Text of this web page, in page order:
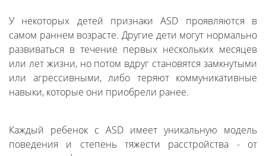
У некоторых детей признаки ASD проявляются в
самом раннем возрасте. Другие дети могут нормально
развиваться в течение первых нескольких месяцев
или лет жизни, но потом вдруг становятся замкнутыми
или агрессивными, либо теряют коммуникативные
навыки, которые они приобрели ранее.
Каждый ребенок с ASD имеет уникальную модель
поведения и степень тяжести расстройства - от